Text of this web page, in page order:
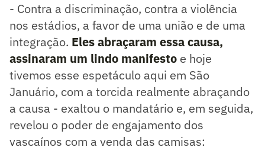
- Contra a discriminação, contra a violência
nos estádios, a favor de uma união e de uma
integração. Eles abraçaram essa causa,
assinaram um lindo manifesto e hoje
tivemos esse espetáculo aqui em São
Januário, com a torcida realmente abraçando
a causa - exaltou o mandatário e, em seguida,
revelou o poder de engajamento dos
vascaínos com a venda das camisas: